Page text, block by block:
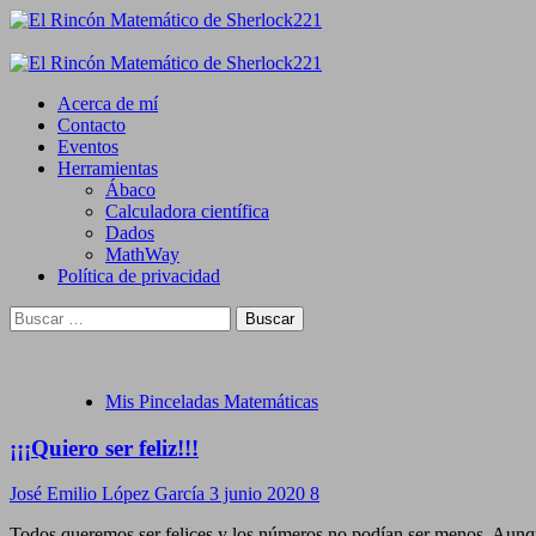
Saltar
contenido
Primary
Acerca de mí
Contacto
Eventos
Herramientas
Ábaco
Calculadora científica
Dados
MathWay
Política de privacidad
Buscar:
Mis Pinceladas Matemáticas
¡¡¡Quiero ser feliz!!!
José Emilio López García 3 junio 2020 8